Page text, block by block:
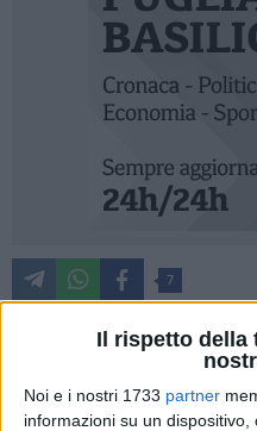
Il rispetto della
Noi e i nostri 1733 partner
informazioni su un
7
Non sarebbe neppure il
equivoci è meglio
accendono i tradizionali falò
sindaco Raffaello De